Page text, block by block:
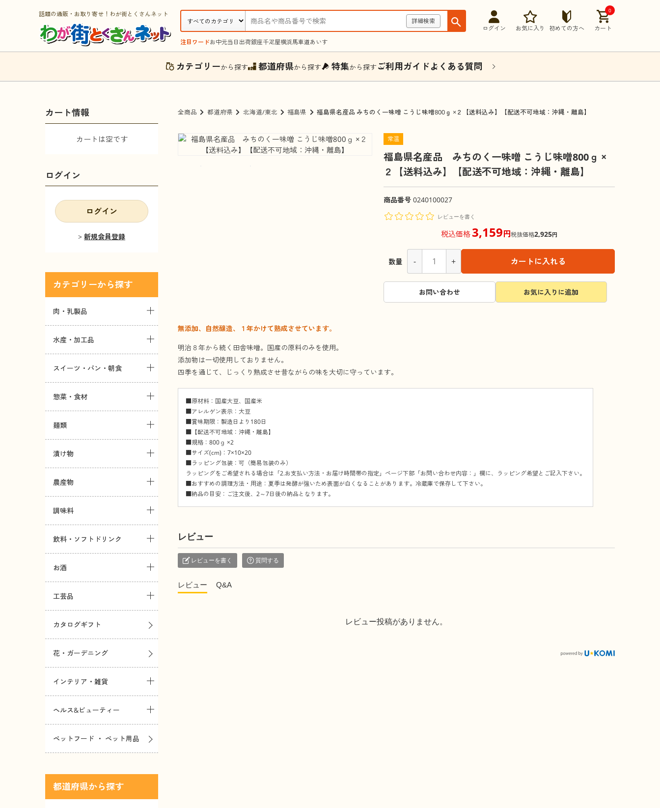
話題の通販・お取り寄せ！わが街とくさんネット
詳細検索
注目ワードお中元当日出荷銀座千疋屋横浜馬車道あいす
ログイン お気に入り 初めての方へ
0
カート
カテゴリーから探す 都道府県から探す 特集から探す ご利用ガイドよくある質問
全商品 都道府県 北海道/東北 福島県 福島県名産品 みちのく一味噌 こうじ味噌800ｇ ×２【送料込み】【配送不可地域：沖縄・離島】
常温
福島県名産品 みちのく一味噌 こうじ味噌800ｇ ×
２【送料込み】【配送不可地域：沖縄・離島】
商品番号 0240100027
レビューを書く
税込価格 3,159円税抜価格2,925円
数量 - + カートに入れる
お問い合わせ お気に入りに追加
無添加、自然醸造、１年かけて熟成させています。
明治８年から続く田舎味噌。国産の原料のみを使用。
添加物は一切使用しておりません。
四季を通じて、じっくり熟成させ昔ながらの味を大切に守っています。
■原材料：国産大豆、国産米
■アレルゲン表示：大豆
■賞味期限：製造日より180日
■【配送不可地域：沖縄・離島】
■規格：800ｇ ×2
■サイズ(cm)：7×10×20
■ラッピング包装：可（簡易包装のみ）
ラッピングをご希望される場合は「2.お支払い方法・お届け時間帯の指定」ページ下部「お問い合わせ内容：」欄に、ラッピング希望とご記入下さい。
■おすすめの調理方法・用途：夏季は発酵が強いため表面が白くなることがあります。冷蔵庫で保存して下さい。
■納品の目安：ご注文後、2～7日後の納品となります。
レビュー
レビューを書く 質問する
レビュー Q&A
レビュー投稿がありません。
カート情報
カートは空です
ログイン
ログイン
新規会員登録
カテゴリー
肉・乳製品
水産・加工品
スイーツ・パン・朝食
惣菜・食材
麺類
漬け物
農産物
調味料
飲料・ソフトドリンク
お酒
工芸品
カタログギフト
花・ガーデニング
インテリア・雑貨
ヘルス&ビューティー
ペットフード ・ ペット用品
都道府県